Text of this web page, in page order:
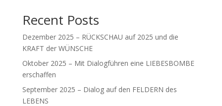
Recent Posts
Dezember 2025 – RÜCKSCHAU auf 2025 und die
KRAFT der WÜNSCHE
Oktober 2025 – Mit Dialogführen eine LIEBESBOMBE
erschaffen
September 2025 – Dialog auf den FELDERN des
LEBENS